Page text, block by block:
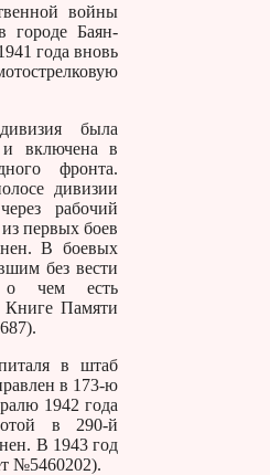
войны
городе Баян-
года вновь
была
включена в
фронта.
дивизии
рабочий
первых боев
В боевых
без вести
чем есть
Книге Памяти
в штаб
в 173-ю
1942 года
в 290-й
В 1943 год
№5460202).